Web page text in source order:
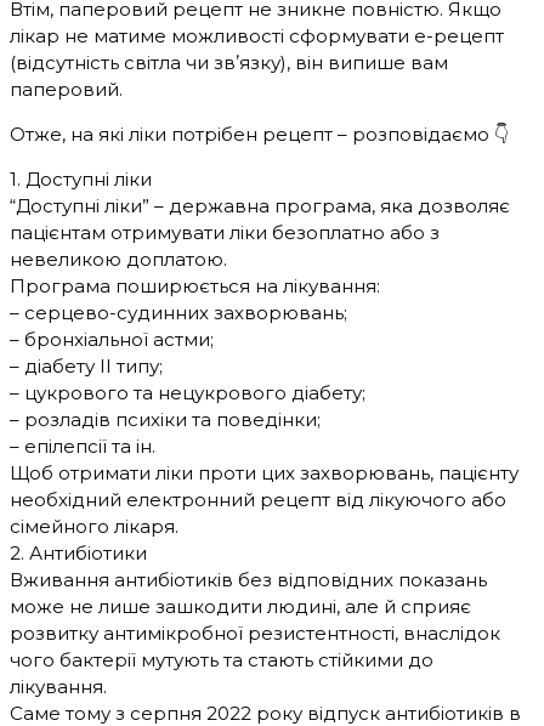
Втім, паперовий рецепт не зникне повністю. Якщо
лікар не матиме можливості сформувати е-рецепт
(відсутність світла чи звʼязку), він випише вам
паперовий.
Отже, на які ліки потрібен рецепт – розповідаємо 👇
1. Доступні ліки
“Доступні ліки” – державна програма, яка дозволяє
пацієнтам отримувати ліки безоплатно або з
невеликою доплатою.
Програма поширюється на лікування:
– серцево-судинних захворювань;
– бронхіальної астми;
– діабету II типу;
– цукрового та нецукрового діабету;
– розладів психіки та поведінки;
– епілепсії та ін.
Щоб отримати ліки проти цих захворювань, пацієнту
необхідний електронний рецепт від лікуючого або
сімейного лікаря.
2. Антибіотики
Вживання антибіотиків без відповідних показань
може не лише зашкодити людині, але й сприяє
розвитку антимікробної резистентності, внаслідок
чого бактерії мутують та стають стійкими до
лікування.
Саме тому з серпня 2022 року відпуск антибіотиків в